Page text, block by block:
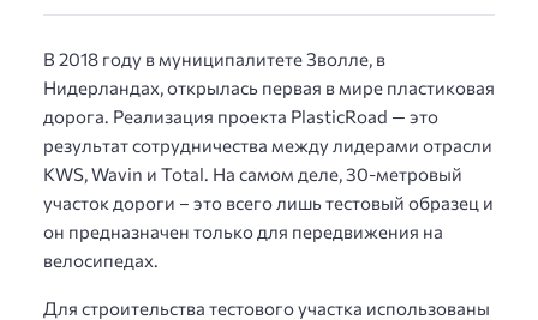
В 2018 году в муниципалитете Зволле, в
Нидерландах, открылась первая в мире пластиковая
дорога. Реализация проекта PlasticRoad — это
результат сотрудничества между лидерами отрасли
KWS, Wavin и Total. На самом деле, 30-метровый
участок дороги – это всего лишь тестовый образец и
он предназначен только для передвижения на
велосипедах.
Для строительства тестового участка использованы